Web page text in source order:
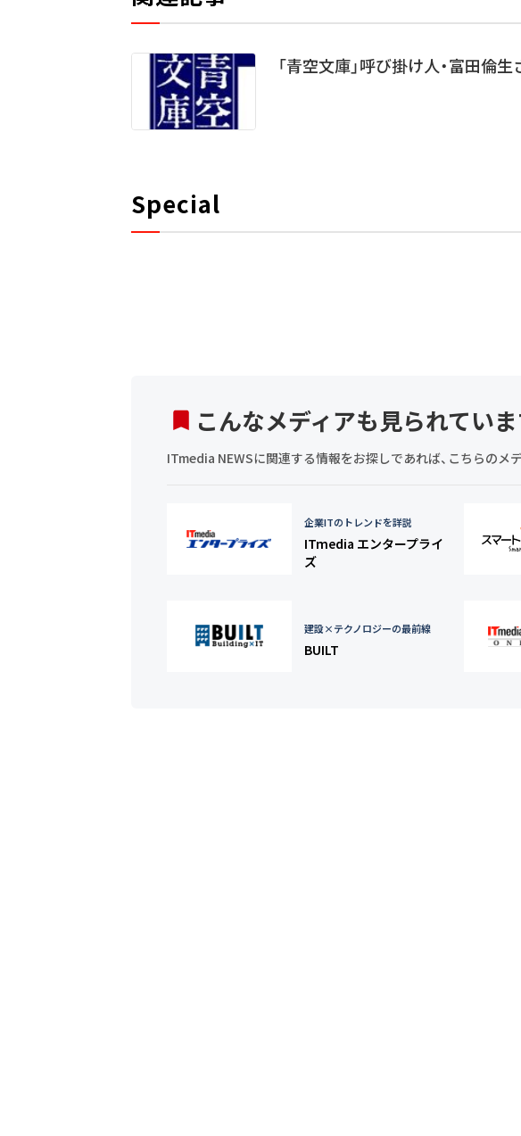
「青空文庫」呼び掛け人・富田倫
Special
こんなメディアも見られてい
ITmedia NEWSに関連する情報をお探しであれば、こちらのメ
企業ITのトレンドを詳説
ITmedia エンタープライ
ズ
建設×テクノロジーの最前線
BUILT